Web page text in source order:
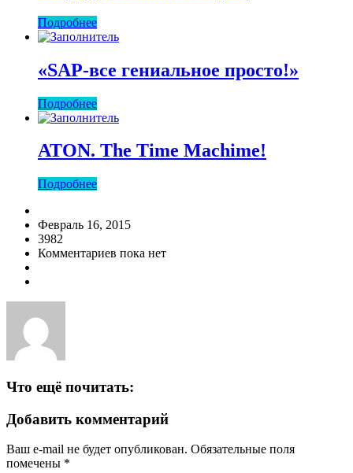
Подробнее
«SAP-все гениальное просто!»
Подробнее
ATON. The Time Machime!
Подробнее
Февраль 16, 2015
3982
Комментариев пока нет
Что ещё почитать:
Добавить комментарий
Ваш e-mail не будет опубликован. Обязательные поля
помечены *